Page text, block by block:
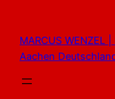
springen
MARCUS WENZEL
Aachen